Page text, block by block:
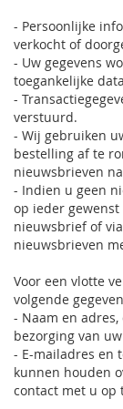
- Persoonlijke
verkocht of
- Uw gegevens
toegankelijke
-
verstuurd.
- Wij gebruiken
bestelling af te
nieuwsbrieven
- Indien u geen
op ieder
nieuwsbrief of
nieuwsbrieven
Voor een vlotte
volgende
- Naam en
bezorging van
- E-mailadres en
kunnen houden
contact met u op